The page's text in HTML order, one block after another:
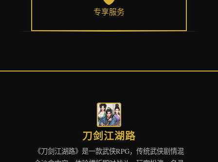
专享服务
刀剑江湖路
《刀剑江湖路》是一款武侠RPG，传统武侠剧情混